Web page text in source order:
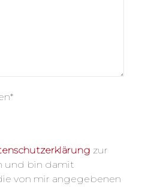
zur
und bin damit
von mir angegebenen